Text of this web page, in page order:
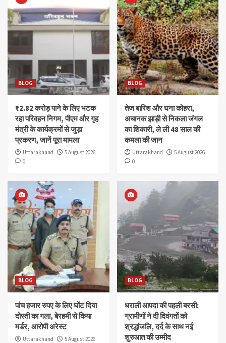
BLOG
₹2.82 करोड़ पाने के लिए भटक
रहा परिवहन निगम, पीएम और गृह
मंत्री के कार्यक्रमों से जुड़ा
प्रकरण, जानें पूरा मामला
Uttarakhand
5 August 2026
0
BLOG
तेज बारिश और घना कोहरा,
अचानक झाड़ी से निकला जंगल
का शिकारी, ले ली 48 साल की
कमला की जान
Uttarakhand
5 August 2026
0
BLOG
पांच हजार रुपए के लिए घोंट दिया
दोस्ती का गला, बेरहमी से किया
मर्डर, आरोपी अरेस्ट
Uttarakhand
5 August 2026
BLOG
धराली आपदा की पहली बरसी:
ग्रामीणों ने दी दिवंगतों को
श्रद्धांजलि, दर्द के साथ नई
शुरुआत की उम्मीद